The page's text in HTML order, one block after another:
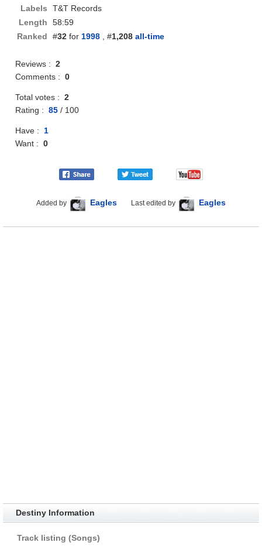
Labels
T&T Records
Length
58:59
Ranked
#32 for1998 , #1,208 all-time
Reviews :2
Comments :0
Total votes :2
Rating :85 / 100
Have :1
Want :0
Added by Eagles Last edited by Eagles
Destiny Information
Track listing (Songs)